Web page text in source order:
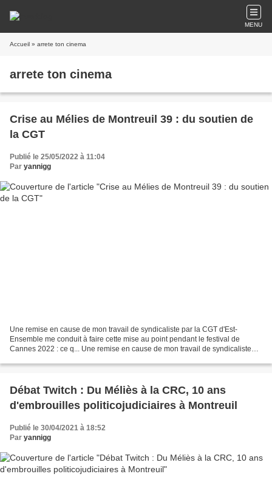
MENU
Accueil » arrete ton cinema
arrete ton cinema
Crise au Mélies de Montreuil 39 : du soutien de
la CGT
Publié le 25/05/2022 à 11:04
Par yannigg
Une remise en cause de mon travail de syndicaliste par la CGT d'Est-
Ensemble me conduit à faire cette mise au point pendant le festival de
Cannes 2022 : ce q... Une remise en cause de mon travail de syndicaliste
Débat Twitch : Du Méliès à la CRC, 10 ans
d'embrouilles politicojudiciaires à Montreuil
Publié le 30/04/2021 à 18:52
Par yannigg